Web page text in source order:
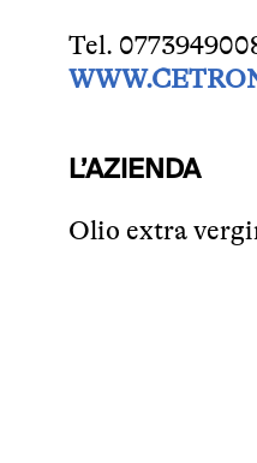
Tel.
L’AZIENDA
Olio extra